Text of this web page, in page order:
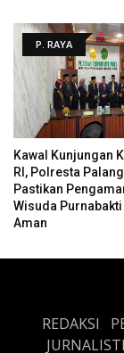
P. RAYA
Kawal Kunjungan
RI, Polresta
Pastikan
Wisuda
Aman
REDAKSI